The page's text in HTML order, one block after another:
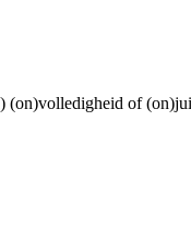
(on)volledigheid of